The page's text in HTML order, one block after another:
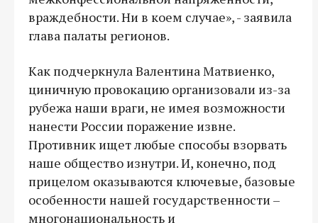
враждебности. Ни в коем случае», - заявила
глава палаты регионов.
Как подчеркнула Валентина Матвиенко,
циничную провокацию организовали из-за
рубежа наши враги, не имея возможности
нанести России поражение извне.
Противник ищет любые способы взорвать
наше общество изнутри. И, конечно, под
прицелом оказываются ключевые, базовые
особенности нашей государственности –
многонациональность и